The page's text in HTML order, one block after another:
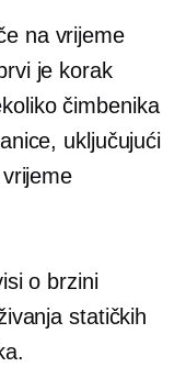
na vrijeme
je korak
čimbenika
uključujući
o brzini
statičkih